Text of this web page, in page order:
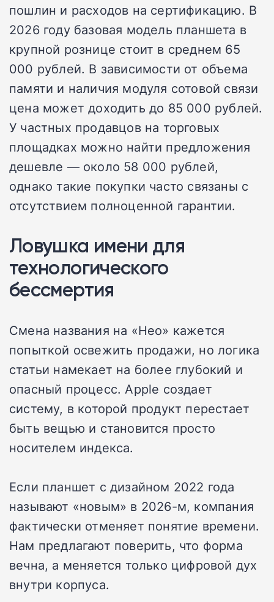
пошлин и расходов на сертификацию. В
2026 году базовая модель планшета в
крупной рознице стоит в среднем 65
000 рублей. В зависимости от объема
памяти и наличия модуля сотовой связи
цена может доходить до 85 000 рублей.
У частных продавцов на торговых
площадках можно найти предложения
дешевле — около 58 000 рублей,
однако такие покупки часто связаны с
отсутствием полноценной гарантии.
Ловушка имени для
технологического
бессмертия
Смена названия на «Нео» кажется
попыткой освежить продажи, но логика
статьи намекает на более глубокий и
опасный процесс. Apple создает
систему, в которой продукт перестает
быть вещью и становится просто
носителем индекса.
Если планшет с дизайном 2022 года
называют «новым» в 2026-м, компания
фактически отменяет понятие времени.
Нам предлагают поверить, что форма
вечна, а меняется только цифровой дух
внутри корпуса.